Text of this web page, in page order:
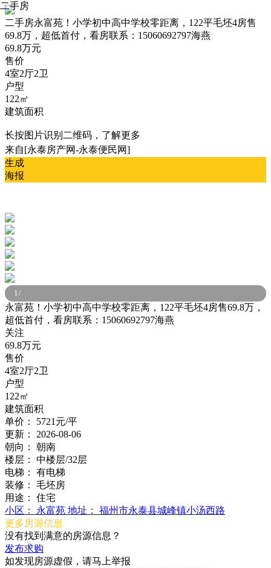
二手房永富苑！小学初中高中学校零距离，122平毛坯4房售
69.8万，超低首付，看房联系：15060692797海燕
69.8万元
售价
4室2厅2卫
户型
122㎡
建筑面积
长按图片识别二维码，了解更多
来自[永泰房产网-永泰便民网]
生成
海报
二手房
1/
永富苑！小学初中高中学校零距离，122平毛坯4房售69.8万，
超低首付，看房联系：15060692797海燕
关注
69.8万元
售价
4室2厅2卫
户型
122㎡
建筑面积
单价：
5721元/平
更新：
2026-08-06
朝向：
朝南
楼层：
中楼层/32层
电梯：
有电梯
装修：
毛坯房
用途：
住宅
小区：
永富苑 地址：
福州市永泰县城峰镇小汤西路
更多房源信息
没有找到满意的房源信息？
发布求购
如发现房源虚假，请马上举报